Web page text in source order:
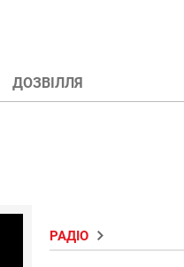
ДОЗВІЛЛЯ
РАДІО